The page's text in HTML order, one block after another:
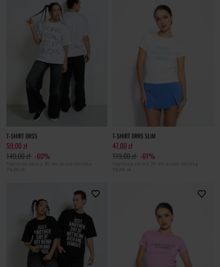
T-SHIRT DRSS
59,00 zł
149,00 zł -60%
Najniższa cena z 30 dni przed obniżką
74,00 zł
T-SHIRT DRRS SLIM
47,00 zł
119,00 zł -61%
Najniższa cena z 30 dni przed obniżką
59,00 zł